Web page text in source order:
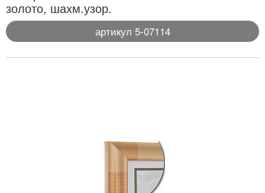
золото, шахм.узор.
артикул 5-07114